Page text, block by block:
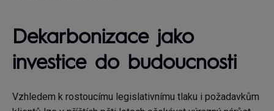
Dekarbonizace jako
investice do budoucnosti
Vzhledem k rostoucímu legislativnímu tlaku i požadavkům